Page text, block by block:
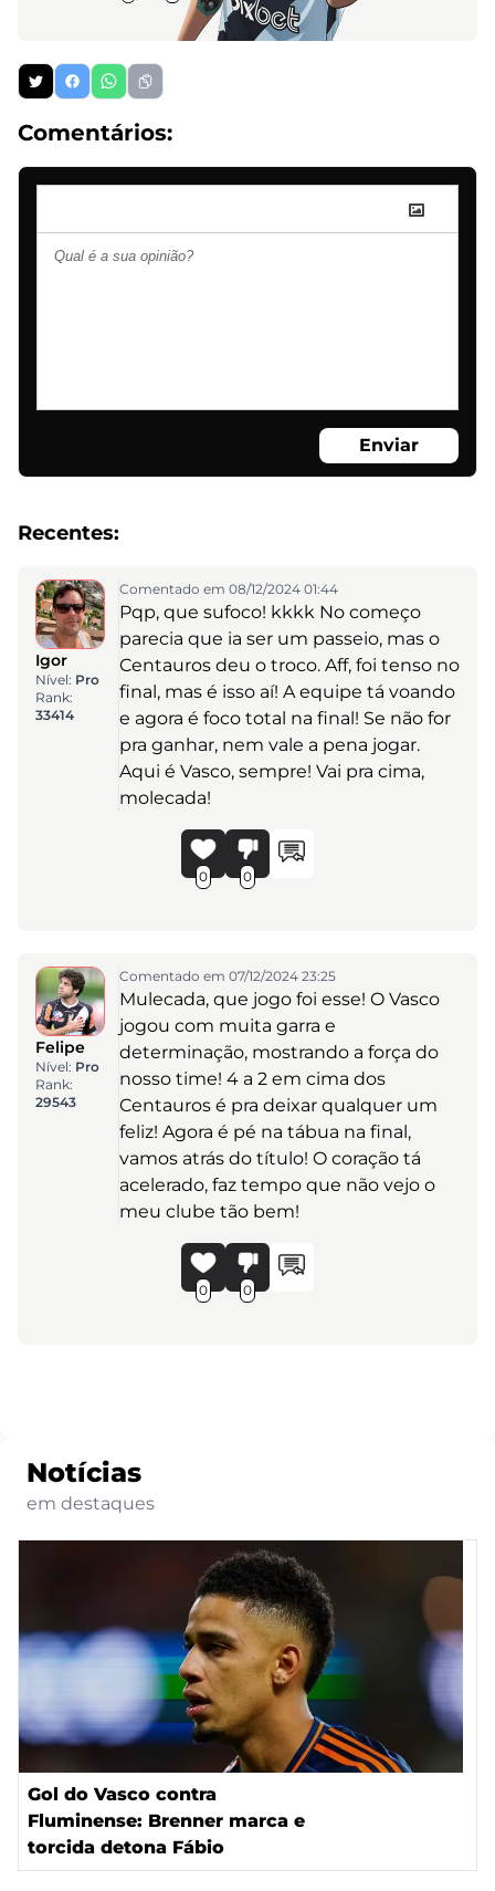
Comentários:
Enviar
Recentes:
Igor
Nível: Pro
Rank:
33414
Comentado em 08/12/2024 01:44
Pqp, que sufoco! kkkk No começo
parecia que ia ser um passeio, mas o
Centauros deu o troco. Aff, foi tenso no
final, mas é isso aí! A equipe tá voando
e agora é foco total na final! Se não for
pra ganhar, nem vale a pena jogar.
Aqui é Vasco, sempre! Vai pra cima,
molecada!
0 0
Felipe
Nível: Pro
Rank:
29543
Comentado em 07/12/2024 23:25
Mulecada, que jogo foi esse! O Vasco
jogou com muita garra e
determinação, mostrando a força do
nosso time! 4 a 2 em cima dos
Centauros é pra deixar qualquer um
feliz! Agora é pé na tábua na final,
vamos atrás do título! O coração tá
acelerado, faz tempo que não vejo o
meu clube tão bem!
0 0
Notícias
em destaques
Gol do Vasco contra
Fluminense: Brenner marca e
torcida detona Fábio